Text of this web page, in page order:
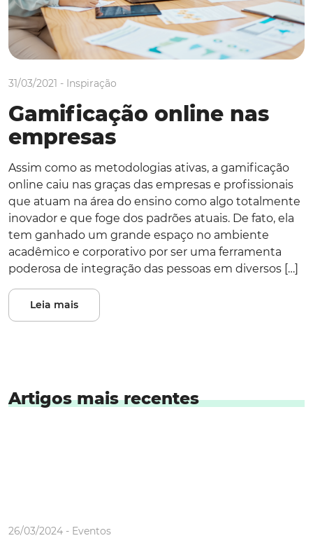
31/03/2021 - Inspiração
Gamificação online nas
empresas
Assim como as metodologias ativas, a gamificação
online caiu nas graças das empresas e profissionais
que atuam na área do ensino como algo totalmente
inovador e que foge dos padrões atuais. De fato, ela
tem ganhado um grande espaço no ambiente
acadêmico e corporativo por ser uma ferramenta
poderosa de integração das pessoas em diversos […]
Leia mais
Artigos mais recentes
26/03/2024 - Eventos